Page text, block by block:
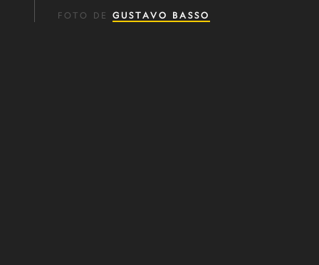
FOTO DE GUSTAVO BASSO